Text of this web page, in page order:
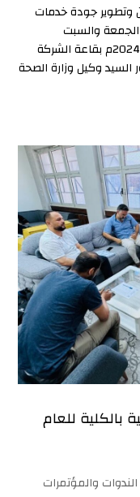
وتطوير جودة خدمات
والسبت
الموافق: 16 و 17 من شهر أغسطس لسنة 2024م بقاعة الشركة
السيد وكيل وزارة الصحة
بالكلية للعام
الندوات والمؤتمرات